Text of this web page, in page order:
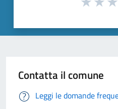
Contatta il comune
Leggi le domande